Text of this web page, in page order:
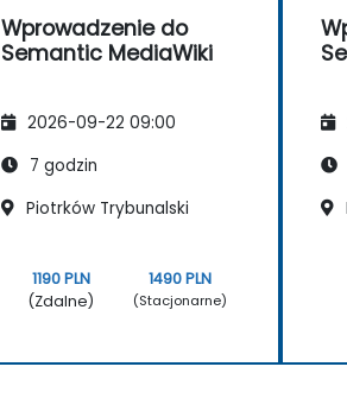
Wprowadzenie do
Semantic MediaWiki
2026-09-22 09:00
7 godzin
Piotrków Trybunalski
1190 PLN
(Zdalne)
1490 PLN
(Stacjonarne)